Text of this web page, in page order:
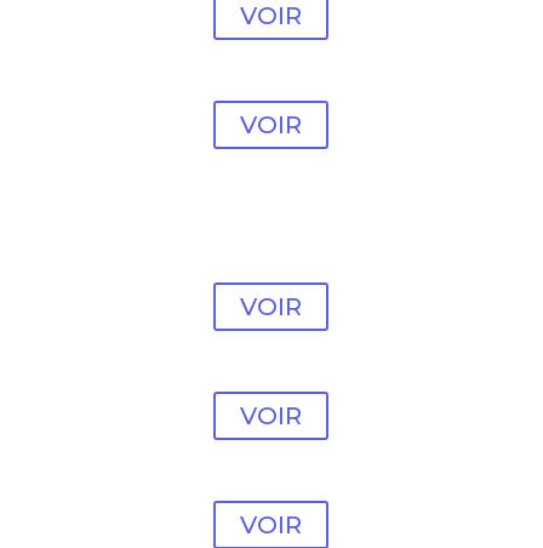
VOIR
Modèle vente en ligne
VOIR
VOIR
Modèle vente en ligne
VOIR
Modèle vente en ligne
VOIR